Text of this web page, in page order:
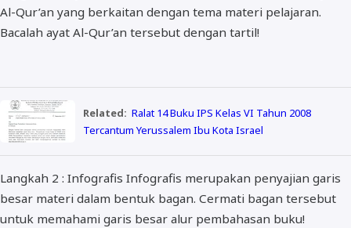
Al-Qur’an yang berkaitan dengan tema materi pelajaran.
Bacalah ayat Al-Qur’an tersebut dengan tartil!
Related: Ralat 14 Buku IPS Kelas VI Tahun 2008
Tercantum Yerussalem Ibu Kota Israel
Langkah 2 : Infografis Infografis merupakan penyajian garis
besar materi dalam bentuk bagan. Cermati bagan tersebut
untuk memahami garis besar alur pembahasan buku!